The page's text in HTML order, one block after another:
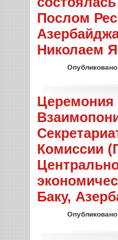
Послом
Николаем
Церемония
Комиссии
Баку,